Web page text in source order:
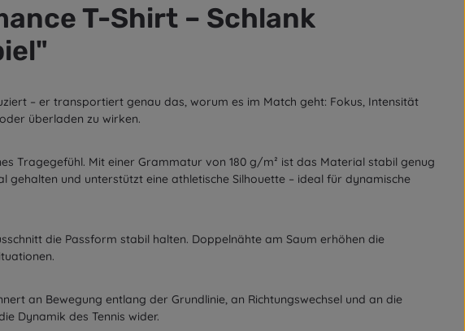
T-Shirt – Schlank
– er transportiert genau das, worum es im Match geht: Fokus, Intensität
überladen zu wirken.
Tragegefühl. Mit einer Grammatur von 180 g/m² ist das Material stabil genug
und unterstützt eine athletische Silhouette – ideal für dynamische
die Passform stabil halten. Doppelnähte am Saum erhöhen die
an Bewegung entlang der Grundlinie, an Richtungswechsel und an die
Dynamik des Tennis wider.